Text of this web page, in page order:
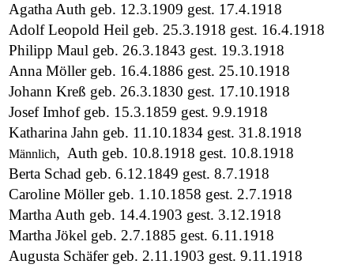
Agatha Auth geb. 12.3.1909 gest. 17.4.1918
Adolf Leopold Heil geb. 25.3.1918 gest. 16.4.1918
Philipp Maul geb. 26.3.1843 gest. 19.3.1918
Anna Möller geb. 16.4.1886 gest. 25.10.1918
Johann Kreß geb. 26.3.1830 gest. 17.10.1918
Josef Imhof geb. 15.3.1859 gest. 9.9.1918
Katharina Jahn geb. 11.10.1834 gest. 31.8.1918
Männlich, Auth geb. 10.8.1918 gest. 10.8.1918
Berta Schad geb. 6.12.1849 gest. 8.7.1918
Caroline Möller geb. 1.10.1858 gest. 2.7.1918
Martha Auth geb. 14.4.1903 gest. 3.12.1918
Martha Jökel geb. 2.7.1885 gest. 6.11.1918
Augusta Schäfer geb. 2.11.1903 gest. 9.11.1918